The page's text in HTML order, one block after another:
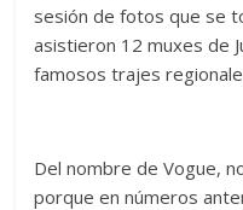
sesión de fotos que se
asistieron 12 muxes de
famosos trajes
Del nombre de Vogue,
porque en números